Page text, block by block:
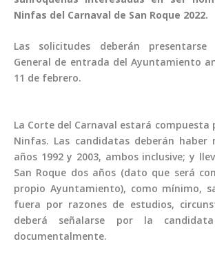
Ninfas del Carnaval de San Roque 2022.
Las solicitudes deberán
General de entrada del Ayuntamiento
11 de febrero.
La Corte del Carnaval estará compuesta
Ninfas. Las candidatas deberán haber
años 1992 y 2003, ambos inclusive; y
San Roque dos años (dato que será
propio Ayuntamiento), como mínimo,
fuera por razones de estudios,
deberá señalarse por la
documentalmente.